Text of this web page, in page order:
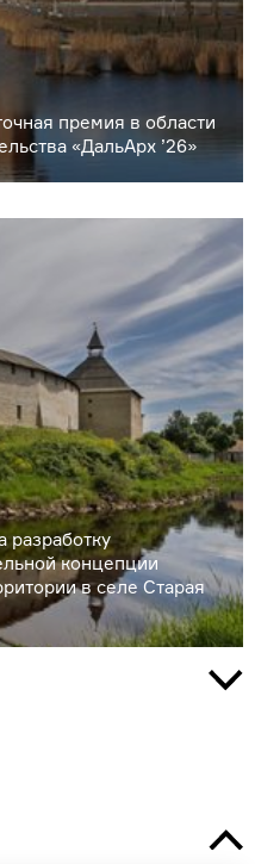
премия в области
«ДальАрх ’26»
концепции
в селе Старая